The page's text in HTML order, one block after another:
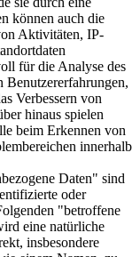
können auch die
Aktivitäten, IP-
für die Analyse des
Verbessern von
hinaus spielen
beim Erkennen von
innerhalb
Daten" sind
oder
"betroffene
eine natürliche
insbesondere